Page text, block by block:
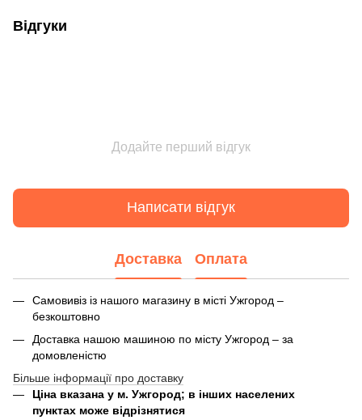
Відгуки
Додайте перший відгук
Написати відгук
Доставка Оплата
Самовивіз із нашого магазину в місті Ужгород –
безкоштовно
Доставка нашою машиною по місту Ужгород – за
домовленістю
Більше інформації про доставку
Ціна вказана у м. Ужгород; в інших населених
пунктах може відрізнятися